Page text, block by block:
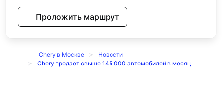
Проложить маршрут
Chery в Москве
Новости
Chery продает свыше 145 000 автомобилей в месяц